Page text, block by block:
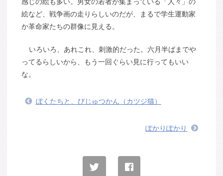
絵など、戦争画の走りらしいのだが、まるで学生運動家
か革命家たちの群像に見える。
いろいろ、あれこれ、刺激的だった。六月半ばまでや
ってるらしいから、もう一回ぐらい見に行ってもいい
な。
ぼくたちと、びじゅつかん（カツジ猫）
ぽかりぽかり